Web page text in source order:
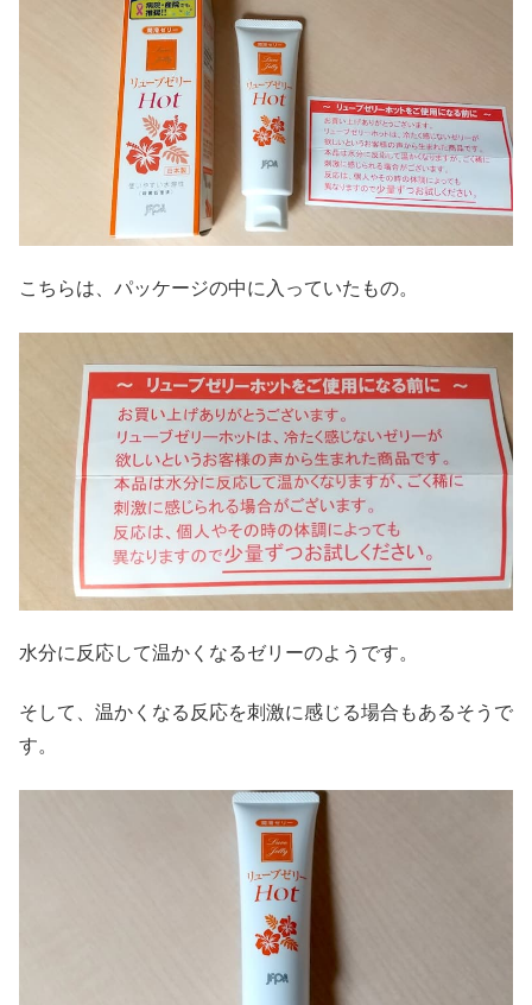
こちらは、パッケージの中に入っていたもの。
水分に反応して温かくなるゼリーのようです。
そして、温かくなる反応を刺激に感じる場合もあるそうで
す。